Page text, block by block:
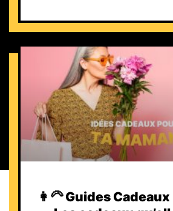
👩‍🦳 Guides